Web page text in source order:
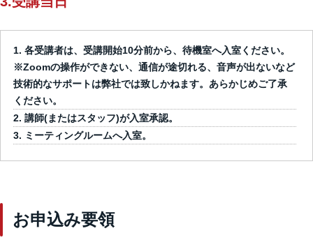
各受講者は、受講開始10分前から、待機室へ入室ください。
※Zoomの操作ができない、通信が途切れる、音声が出ないなど
技術的なサポートは弊社では致しかねます。あらかじめご了承
ください。
講師(またはスタッフ)が入室承認。
ミーティングルームへ入室。
お申込み要領